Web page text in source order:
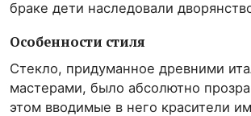
браке дети наследовали
Особенности стиля
Стекло, придуманное древними
мастерами, было абсолютно
этом вводимые в него красители